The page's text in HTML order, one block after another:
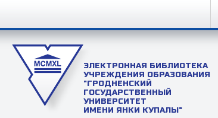
ЭЛЕКТРОННАЯ БИБЛИОТЕКА
УЧРЕЖДЕНИЯ ОБРАЗОВАНИЯ
"ГРОДНЕНСКИЙ
ГОСУДАРСТВЕННЫЙ
УНИВЕРСИТЕТ
ИМЕНИ ЯНКИ КУПАЛЫ"